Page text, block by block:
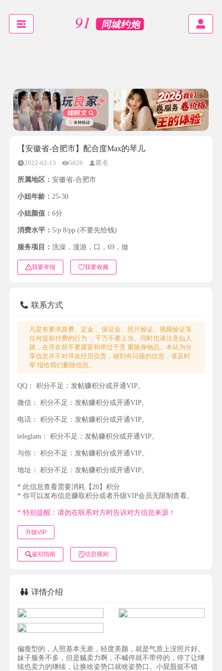
【安徽省-合肥市】配合度Max的琴儿
2022-02-13 5828 匿名
所属地区： 安徽省-合肥市
小姐年龄： 25-30
小姐颜值： 6分
消费水平： 5/p 8/pp (不要先给钱)
服务项目： 洗澡，漫游，口，69，做
我要举报 我要收藏
联系方式
凡是有要求路费、定金 、保证金、照片验证、视频验证等
任何提前付费的行为 ，千万不要上当。同时也请注意仙人
跳，在寻欢前不要露富和带过于贵 重随身物品。本站为分
享信息并不对寻欢经历负责，碰到有问题的信息，请及时
举 报给我们删除信息。
QQ： 积分不足：发帖赚积分或开通VIP。
微信： 积分不足：发帖赚积分或开通VIP。
电话： 积分不足：发帖赚积分或开通VIP。
teleglam： 积分不足：发帖赚积分或开通VIP。
与你： 积分不足：发帖赚积分或开通VIP。
地址： 积分不足：发帖赚积分或开通VIP。
* 此信息查看需要消耗【20】积分
* 你可以发布信息赚取积分或者升级VIP会员无限制查看。
* 特别提醒：请勿在联系对方时告诉对方信息来源！
升级VIP
鉴别指南 信息规则
详情介绍
偏瘦型的，人照基本无差，轻度美颜，就是气质上没照片好。
妹子服务不多，但是贼卖力啊，不喊停就不带停的，停了让继
续也卖力的继续，让换啥姿势口就啥姿势口。小屁股挺不错